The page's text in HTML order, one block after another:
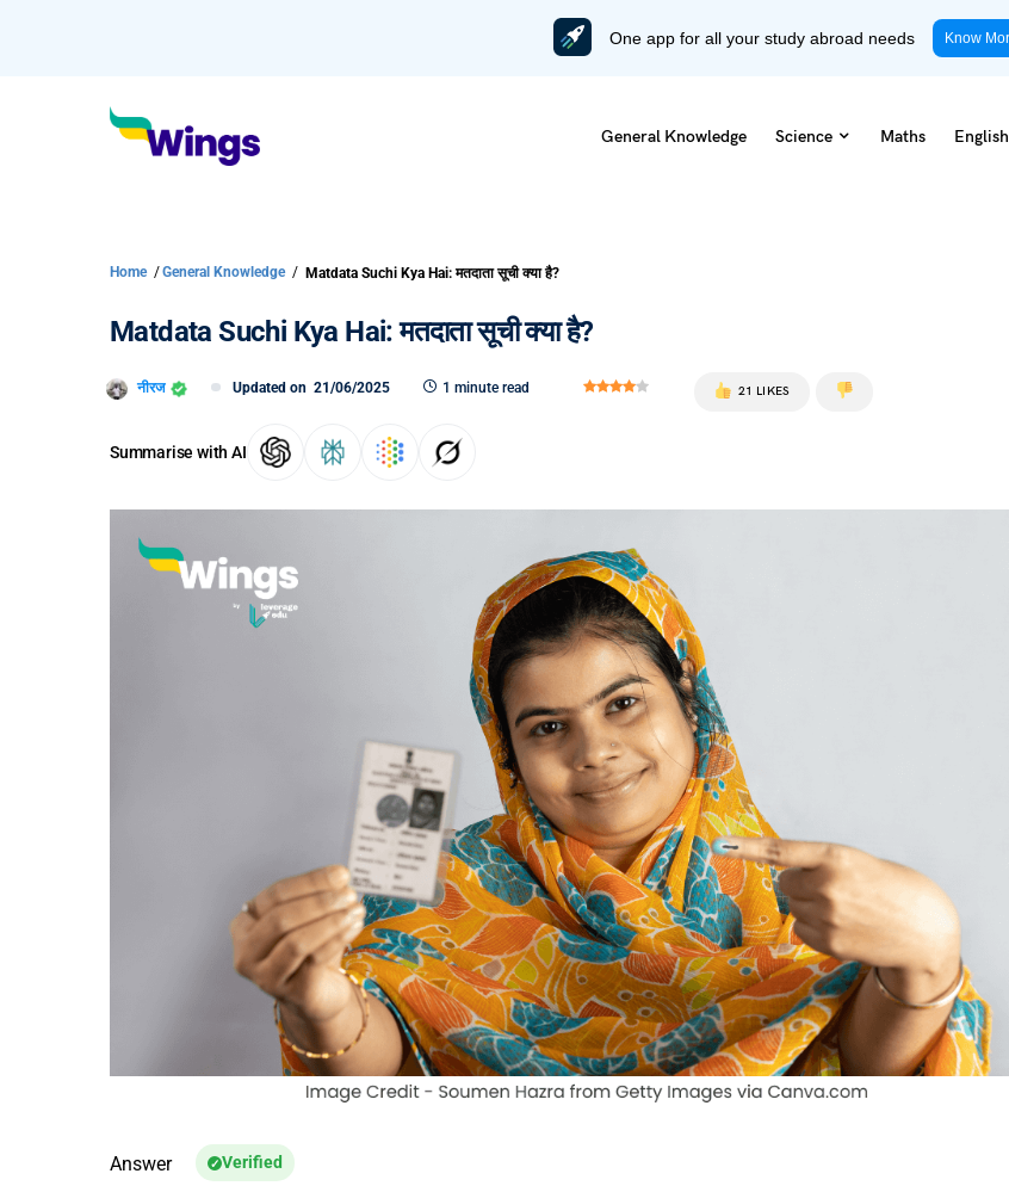
One app for all your study abroad needs Know
General Knowledge Science Maths English
Home /General Knowledge / Matdata Suchi Kya Hai: मतदाता सूची क्या है?
Matdata Suchi Kya Hai: मतदाता सूची क्या है?
नीरज Updated on 21/06/2025 1 minute read 21 LIKES
Summarise with AI
Answer Verified